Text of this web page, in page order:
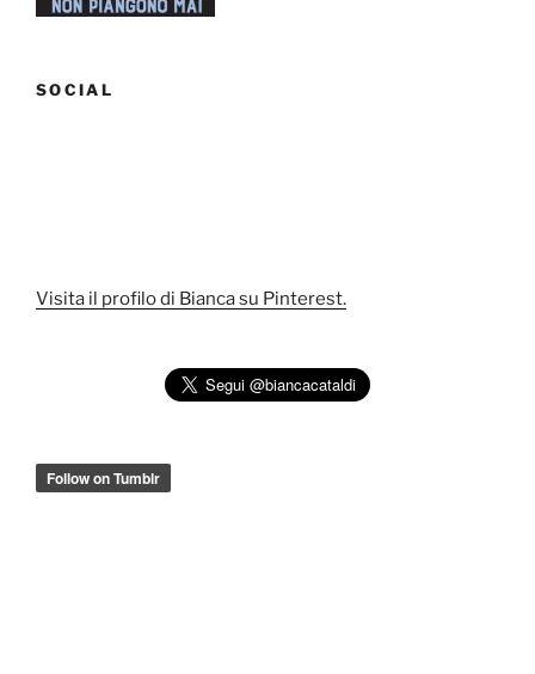
SOCIAL
Visita il profilo di Bianca su Pinterest.